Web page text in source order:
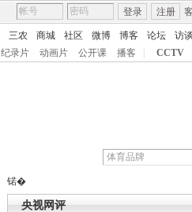
登录 注册
三农 商城 社区 微博 博客 论坛 访谈
纪录片 动画片 公开课 播客 CCTV
锘�
央视网评